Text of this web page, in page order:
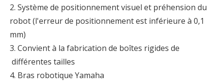
2. Système de positionnement visuel et préhension du
robot (l'erreur de positionnement est inférieure à 0,1
mm)
3. Convient à la fabrication de boîtes rigides de
différentes tailles
4. Bras robotique Yamaha